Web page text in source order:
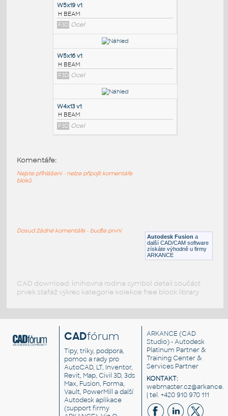
W6x8.5 v1:
F3D Ocel
H BEAM
F3D Ocel
F3D Ocel
Autodesk Fusion a
další CAD/CAM software
získáte výhodně u firmy
ARKANCE
Komentáře:
Nejste přihlášeni - nelze připojit komentáře
bloků
Dosud žádné komentáře - buďte první
CAD download: knihovna rodina symbol detail součást
prvek stafáž výkres kategorie kolekce free block library
CADfórum
Tipy, triky, podpora,
pomoc a rady pro
AutoCAD, LT, Inventor,
Revit, Map, Civil 3D, 3ds
Max, Fusion, Forma,
Vault, PowerMill a další
Autodesk aplikace
(support firmy
ARKANCE (CAD
Studio) - Autodesk
Platinum Partner &
Training Center &
Services Partner
KONTAKT:
| tel. +420 910 970 111